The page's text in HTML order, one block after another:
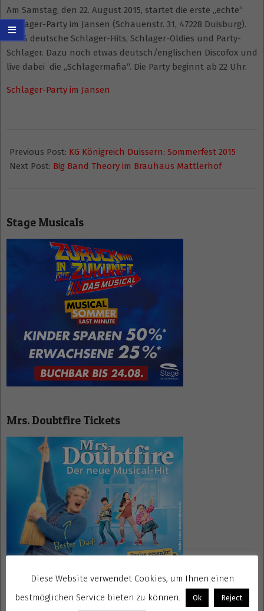
Am Samstag, den 22. August 2015, startet die erste „echte“
Schlager-Party im Jansen (Schauenstr. 31, 47228 Duisburg).
100% deutsche Schlager-Hits, Schlager-Oldies und Party-
Schlager. Dazu noch etwas deutsch/englischen Discofox und
live dabei die „Schlagermafia“. Die Party beginnt ab 22 Uhr.
Schlager-Party im Jansen
05-
04
Previous Post: KG Königreich Duissern: Sommerfest 2015
Next Post: Big Band Theory im Brauhaus Mattlerhof
Stage Musicals
Mrs. Doubtfire Tickets
Diese Website verwendet Cookies, um Ihnen einen
bestmöglichen Service bieten zu können.
Ok Reject